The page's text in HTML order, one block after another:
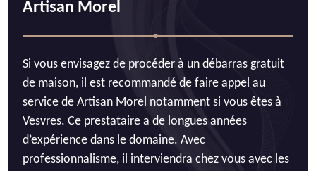
Artisan Morel
Si vous envisagez de procéder à un débarras gratuit
de maison, il est recommandé de faire appel au
service de Artisan Morel notamment si vous êtes à
Vesvres. Ce prestataire a de longues années
d’expérience dans le domaine. Avec
professionnalisme, il interviendra chez vous avec les